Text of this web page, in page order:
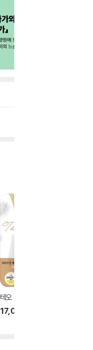
테오
17,000